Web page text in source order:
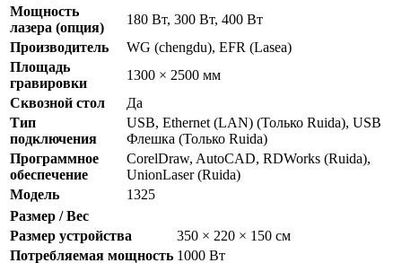
Мощность
лазера (опция)
180 Вт, 300 Вт, 400 Вт
Производитель
WG (chengdu), EFR (Lasea)
Площадь
гравировки
1300 × 2500 мм
Сквозной стол
Да
Тип
подключения
USB, Ethernet (LAN) (Только Ruida), USB
Флешка (Только Ruida)
Программное
обеспечение
CorelDraw, AutoCAD, RDWorks (Ruida),
UnionLaser (Ruida)
Модель
1325
Размер / Вес
Размер устройства
350 × 220 × 150 см
Потребляемая мощность 1000 Вт